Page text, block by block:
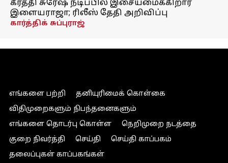
கீர்த்தி சுரேஷ் நடிப்பில் இசையமைக்கிறார்
இளையராஜா; ரிலீஸ் தேதி அறிவிப்பு
கார்த்திக் சுப்புராஜ்
எங்களை பற்றி
தனியுரிமைக் கொள்கை
விதிமுறைகளும் நிபந்தனைகளும்
எங்களை தொடர்பு கொள்ள
நெறிமுறை நடத்தை
குறை நிவர்த்தி
செய்தி
செய்தி காப்பகம்
தலைப்புகள் காப்பகங்கள்